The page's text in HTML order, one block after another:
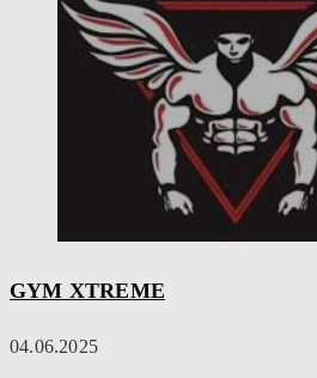
GYM XTREME
04.06.2025